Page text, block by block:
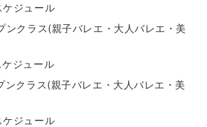
ジュール
クラス(親子バレエ・大人バレエ・美
ジュール
クラス(親子バレエ・大人バレエ・美
ジュール